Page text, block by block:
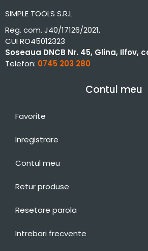
SIMPLE TOOLS S.R.L
Reg. com. J40/17126/2021,
CUI RO45012323
Soseaua DNCB Nr. 45, Glina, Ilfov,
Telefon: 0745 203 280
Contul meu
Favorite
Inregistrare
Contul meu
Retur produse
Resetare parola
Intrebari frecvente